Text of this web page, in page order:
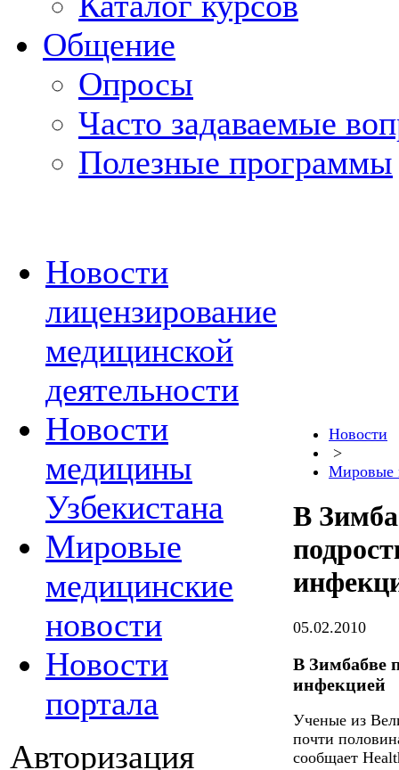
Общение
Опросы
Часто задаваемые
Полезные программы
Новости
лицензирование
медицинской
деятельности
Новости
медицины
Узбекистана
Мировые
медицинские
новости
Новости
портала
Авторизация
Новости
>
Мировые
В
05.02.2010
В Зимбабве
инфекцией
Ученые из
почти
сообщает